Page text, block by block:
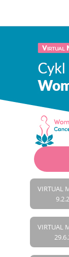
VIRTUAL
VIRTUAL